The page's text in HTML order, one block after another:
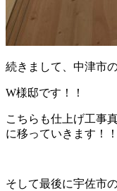
続きまして、中津市
W様邸です！！
こちらも仕上げ工事
に移っていきます！！
そして最後に宇佐市